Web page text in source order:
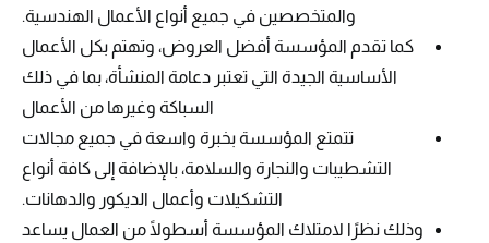
والمتخصصين في جميع أنواع الأعمال الهندسية.
كما تقدم المؤسسة أفضل العروض، وتهتم بكل الأعمال
الأساسية الجيدة التي تعتبر دعامة المنشأة، بما في ذلك
السباكة وغيرها من الأعمال
تتمتع المؤسسة بخبرة واسعة في جميع مجالات
التشطيبات والنجارة والسلامة، بالإضافة إلى كافة أنواع
التشكيلات وأعمال الديكور والدهانات.
وذلك نظرًا لامتلاك المؤسسة أسطولًا من العمال يساعد